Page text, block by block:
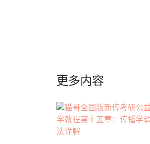
更多内容